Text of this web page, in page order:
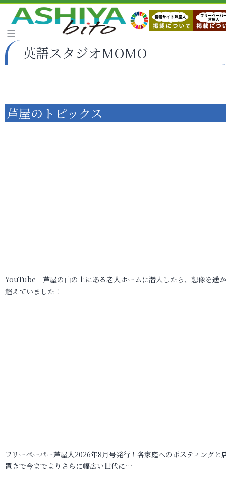
英語スタジオMOMO
芦屋のトピックス
YouTube 芦屋の山の上にある老人ホームに潜入したら、想像を遥
超えていました！
フリーペーパー芦屋人2026年8月号発行！各家庭へのポスティングと
置きで今までよりさらに幅広い世代に…